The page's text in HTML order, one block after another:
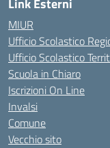
Link Esterni
MIUR
Ufficio Scolastico
Ufficio Scolastico
Scuola in Chiaro
Iscrizioni On Line
Invalsi
Comune
Vecchio sito